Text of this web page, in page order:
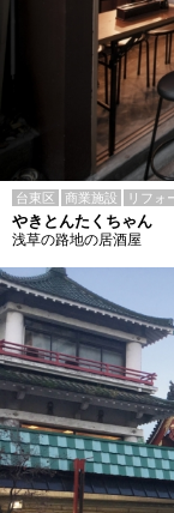
台東区 商業施設 リフォ
やきとんたくちゃん
浅草の路地の居酒屋